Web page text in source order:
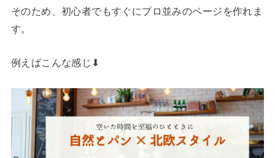
そのため、初心者でもすぐにプロ並みのページを作れま
す。
例えばこんな感じ⬇︎